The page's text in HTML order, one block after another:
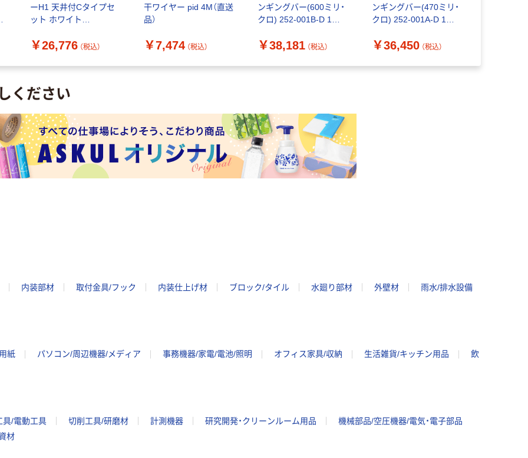
ーH1 天井付Cタイプセ
ット ホワイト
30017016 1セット（直送
￥26,776 （税込）
干ワイヤー pid 4M（直送
品）
￥7,474 （税込）
ンギングバー(600ミリ・
クロ) 252-001B-D 1個
￥38,181 （税込）
ンギングバー(470ミリ・
クロ) 252-001A-D 1個
￥36,450 （税込）
ください
内装部材 取付金具/フック 内装仕上げ材 ブロック/タイル 水廻り部材 外壁材
雨水/排水設備
紙 パソコン/周辺機器/メディア 事務機器/家電/電池/照明 オフィス家具/収納 生活雑貨/キッチン用品
飲
具/電動工具 切削工具/研磨材 計測機器 研究開発・クリーンルーム用品
機械部品/空圧機器/電気・電子部品
材